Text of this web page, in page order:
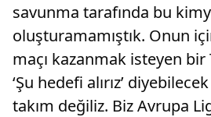
savunma tarafında bu
oluşturamamıştık. Onun
maçı kazanmak isteyen bir
‘Şu hedefi alırız’
takım değiliz. Biz Avrupa